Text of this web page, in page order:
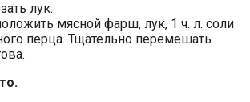
лук.
мясной фарш, лук, 1 ч. л. соли
перца. Тщательно перемешать.